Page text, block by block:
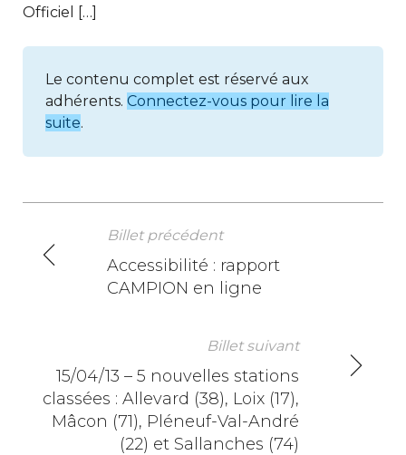
Officiel […]
Le contenu complet est réservé aux
adhérents. Connectez-vous pour lire la
suite.
N
Billet précédent
Accessibilité : rapport
CAMPION en ligne
Billet suivant
15/04/13 – 5 nouvelles stations
classées : Allevard (38), Loix (17),
Mâcon (71), Pléneuf-Val-André
(22) et Sallanches (74)